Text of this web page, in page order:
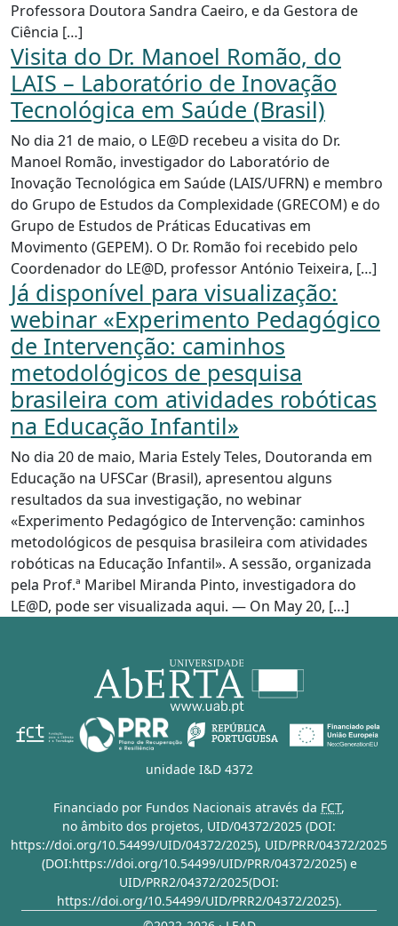
Professora Doutora Sandra Caeiro, e da Gestora de
Ciência […]
Visita do Dr. Manoel Romão, do
LAIS – Laboratório de Inovação
Tecnológica em Saúde (Brasil)
No dia 21 de maio, o LE@D recebeu a visita do Dr.
Manoel Romão, investigador do Laboratório de
Inovação Tecnológica em Saúde (LAIS/UFRN) e membro
do Grupo de Estudos da Complexidade (GRECOM) e do
Grupo de Estudos de Práticas Educativas em
Movimento (GEPEM). O Dr. Romão foi recebido pelo
Coordenador do LE@D, professor António Teixeira, […]
Já disponível para visualização:
webinar «Experimento Pedagógico
de Intervenção: caminhos
metodológicos de pesquisa
brasileira com atividades robóticas
na Educação Infantil»
No dia 20 de maio, Maria Estely Teles, Doutoranda em
Educação na UFSCar (Brasil), apresentou alguns
resultados da sua investigação, no webinar
«Experimento Pedagógico de Intervenção: caminhos
metodológicos de pesquisa brasileira com atividades
robóticas na Educação Infantil». A sessão, organizada
pela Prof.ª Maribel Miranda Pinto, investigadora do
LE@D, pode ser visualizada aqui. — On May 20, […]
unidade I&D 4372
Financiado por Fundos Nacionais através da FCT,
no âmbito dos projetos, UID/04372/2025 (DOI:
https://doi.org/10.54499/UID/04372/2025), UID/PRR/04372/2025
(DOI:https://doi.org/10.54499/UID/PRR/04372/2025)e
UID/PRR2/04372/2025(DOI:
https://doi.org/10.54499/UID/PRR2/04372/2025).